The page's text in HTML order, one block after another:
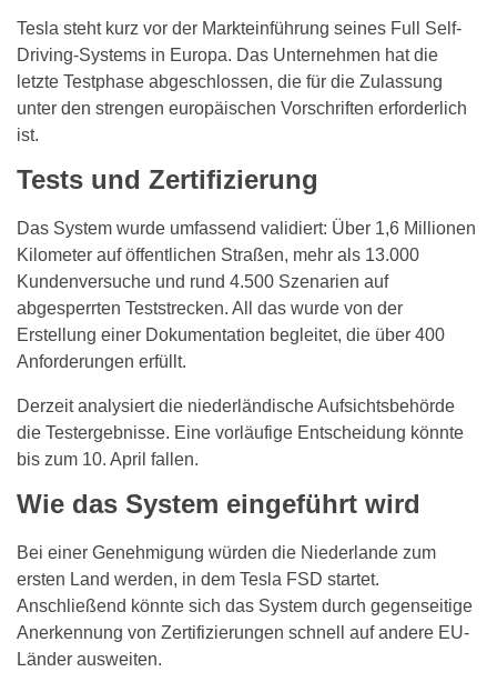
Tesla steht kurz vor der Markteinführung seines Full Self-
Driving-Systems in Europa. Das Unternehmen hat die
letzte Testphase abgeschlossen, die für die Zulassung
unter den strengen europäischen Vorschriften erforderlich
ist.
Tests und Zertifizierung
Das System wurde umfassend validiert: Über 1,6 Millionen
Kilometer auf öffentlichen Straßen, mehr als 13.000
Kundenversuche und rund 4.500 Szenarien auf
abgesperrten Teststrecken. All das wurde von der
Erstellung einer Dokumentation begleitet, die über 400
Anforderungen erfüllt.
Derzeit analysiert die niederländische Aufsichtsbehörde
die Testergebnisse. Eine vorläufige Entscheidung könnte
bis zum 10. April fallen.
Wie das System eingeführt wird
Bei einer Genehmigung würden die Niederlande zum
ersten Land werden, in dem Tesla FSD startet.
Anschließend könnte sich das System durch gegenseitige
Anerkennung von Zertifizierungen schnell auf andere EU-
Länder ausweiten.